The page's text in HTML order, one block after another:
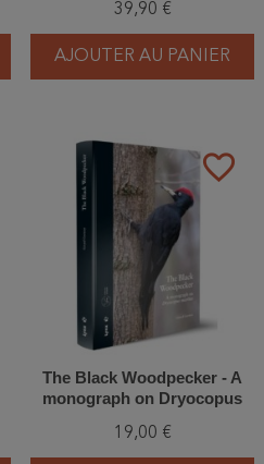
39,90 €
AJOUTER AU PANIER
favorite_border
The Black Woodpecker - A
monograph on Dryocopus
19,00 €